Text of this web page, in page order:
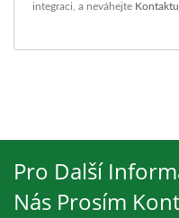
integraci, a neváhejte
Pro Další
Nás Prosím